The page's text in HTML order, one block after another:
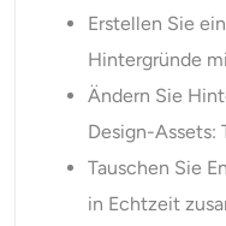
Erstellen Sie
Hintergründe
Ändern Sie
Design-Assets:
Tauschen Sie
in Echtzeit